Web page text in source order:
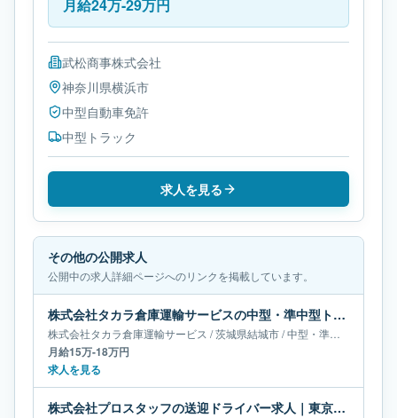
月給24万-29万円
武松商事株式会社
神奈川県横浜市
中型自動車免許
中型トラック
求人を見る
その他の公開求人
公開中の求人詳細ページへのリンクを掲載しています。
株式会社タカラ倉庫運輸サービスの中型・準中型トラックドライバー求人｜茨城県結城市｜月給15万-18万円
株式会社タカラ倉庫運輸サービス /茨城県結城市/中型・準中型トラックドライバー
月給15万-18万円
求人を見る
株式会社プロスタッフの送迎ドライバー求人｜東京都東村｜月給19万円